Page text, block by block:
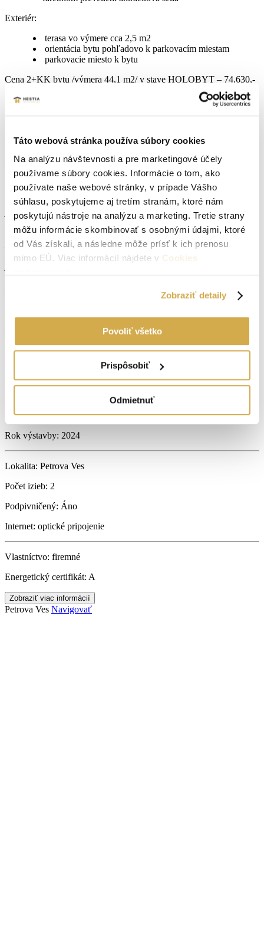
Táto webová stránka používa súbory cookies
Na analýzu návštevnosti a pre marketingové účely
používame súbory cookies. Informácie o tom, ako
používate naše webové stránky, v prípade Vášho
súhlasu, poskytujeme aj tretím stranám, ktoré nám
poskytujú nástroje na analýzu a marketing. Tretie strany
môžu informácie skombinovať s osobnými údajmi, ktoré
od Vás získali, a následne môže prísť k ich prenosu
mimo EÚ. Viac informácií nájdete v Cookies
Zobraziť detaily
Povoliť všetko
Prispôsobiť
Odmietnuť
Exteriér:
terasa vo výmere cca 2,5 m2
orientácia bytu pohľadovo k parkovacím miestam
parkovacie miesto k bytu
Cena 2+KK bytu /výmera 44,1 m2/ v stave HOLOBYT – 74.630,-
V ponuke máme aj iné dispozície a výmery, rozličné podlažia,
/cykloturistika, hubárčenie/ Zároveň poskytuje kompletnú občiansku
vybavenosť- škola, škôlka, potraviny, pošta, lekáreň, zdravotné
stredisko. Obec sa nachádza na trase Senica 20 km, Skalica 18 km,
Holíč 10 km, Hodonín 16 km.
Ak máte záujem o bližšie informácie neváhajte ma kontaktovať na
telefónnom čísle – 0907 267674.
Nami uvedená cena je vrátane poplatku za sprostredkovanie
realitnou kanceláriou, vrátane právneho servisu a všetkých
poplatkov, ako overenie podpisov, katastrálne poplatky ...
Financovanie zabezpečíme bezplatne s najlepšími podmienkami
Úžitková plocha:44 m2
Počet izieb:2
Rok výstavby: 2024
Lokalita: Petrova Ves
Počet izieb: 2
Podpivničený: Áno
Internet: optické pripojenie
Vlastníctvo: firemné
Energetický certifikát: A
Zobraziť viac informácií
Petrova Ves Navigovať